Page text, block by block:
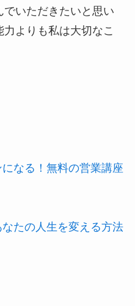
いただきたいと思い
よりも私は大切なこ
なる！無料の営業講座
たの人生を変える方法